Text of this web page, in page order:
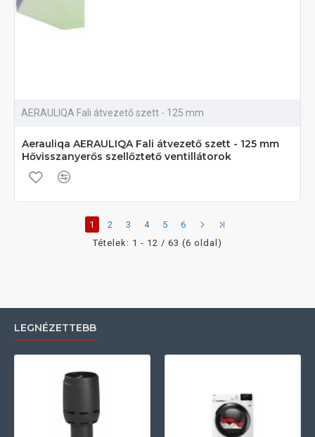
AERAULIQA Fali átvezető szett - 125 mm
Aerauliqa AERAULIQA Fali átvezető szett - 125 mm
Hővisszanyerős szellőztető ventillátorok
1 2 3 4 5
6
Tételek: 1 - 12 / 63 (6 oldal)
LEGNÉZETTEBB